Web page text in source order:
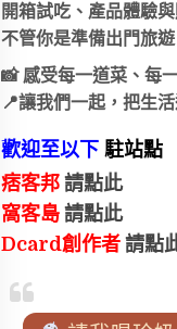
開箱試吃、產品體驗
不管你是準備出門旅
📸 感受每一道菜、每
📍讓我們一起，把生
歡迎至以下 駐站點
痞客邦 請點此
窩客島請點此
Dcard創作者 請點